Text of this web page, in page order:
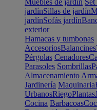
Muebles de jardín
jardínSillas de jardín
jardínSofás jardín
exterior
Hamacas y tumbonas
AccesoriosBalancines
Pérgolas Cenadores
Parasoles Sombrillas
Almacenamiento
Jardinería Maquinaria
UrbanosRiegoPlantas
Cocina Barbacoas